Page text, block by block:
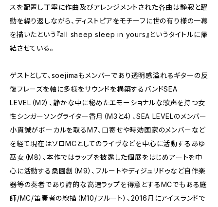
スを配置し丁寧に作曲及びアレンジメントされた各曲は静寂と躍
動を繰り返しながら、ディストピアをモチーフに世の有り様の一幕
を描いたという『all sheep sleep in yours』というタイトルに帰
結させている。
ゲストとして、soejimaもメンバーであり透明感溢れるギターの反
復フレーズを軸に多様をサウンドを構築するバンドSEA
LEVEL（M2）、静かな中に秘めたエモーショナルな歌声を持つ女
性シンガーソングライター香月（M3と4）、SEA LEVELのメンバー
小貫誠がボーカルを取るM7、口寄せや時効国家のメンバーなど
を経て現在はソロMCとしてのライヴなどを中心に活動するあゆ
巫女（M8）、本作ではラップを披露した個展をはじめアートを中
心に活動する桑園創（M9）、フルートやディジュリドゥなど自作楽
器等の奏者であり詩的な高速ラップを得意とするMCでもある庭
師/MC/笛奏者の線描（M10/フルート）、2016月にアイスランドで